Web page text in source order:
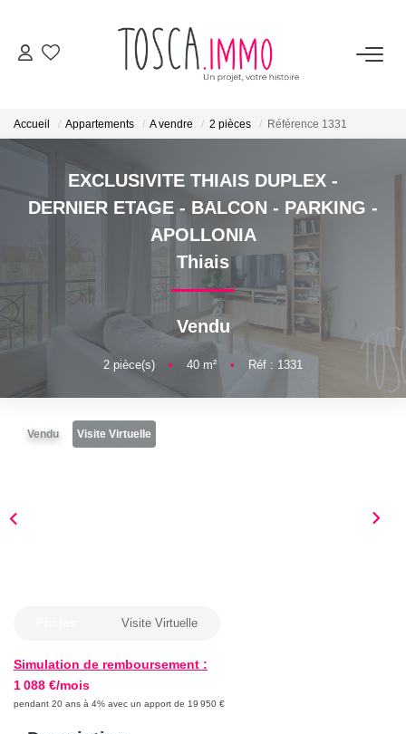
BIENS VENDUS
TOSCA
Les avis clients
L'équipe
Les vidéos
Le recrutement
Accueil Appartements A vendre 2 pièces Référence 1331
EXCLUSIVITE THIAIS DUPLEX -
DERNIER ETAGE - BALCON - PARKING -
APOLLONIA
Thiais
Vendu
2 pièce(s) • 40 m² • Réf : 1331
Vendu Visite Virtuelle
Simulation de remboursement :
1 088 €/mois
pendant 20 ans à 4% avec un apport de 19 950 €
Visite Virtuelle